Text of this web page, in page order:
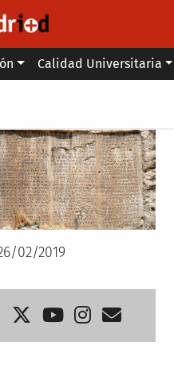
Calidad Universitaria
02/2019